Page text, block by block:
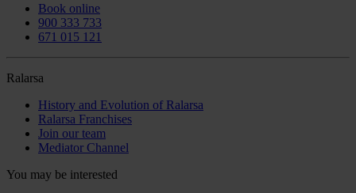
Book online
900 333 733
671 015 121
Ralarsa
History and Evolution of Ralarsa
Ralarsa Franchises
Join our team
Mediator Channel
You may be interested